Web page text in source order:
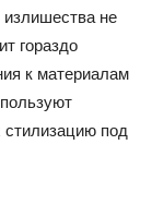
не
гораздо
к материалам
стилизацию под